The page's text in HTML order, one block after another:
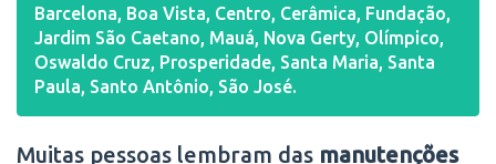
Barcelona, Boa Vista, Centro, Cerâmica, Fundação,
Jardim São Caetano, Mauá, Nova Gerty, Olímpico,
Oswaldo Cruz, Prosperidade, Santa Maria, Santa
Paula, Santo Antônio, São José.
Muitas pessoas lembram das manutenções